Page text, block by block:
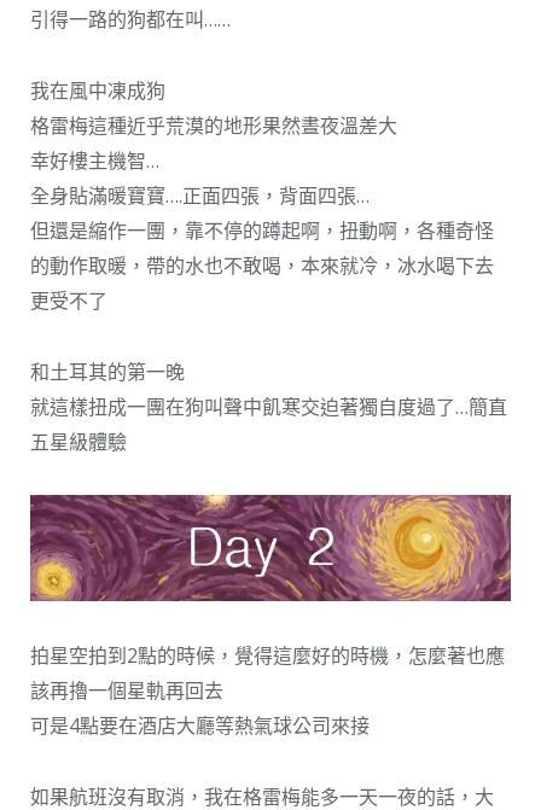
引得一路的狗都在叫……
我在風中凍成狗
格雷梅這種近乎荒漠的地形果然晝夜溫差大
幸好樓主機智…
全身貼滿暖寶寶….正面四張，背面四張…
但還是縮作一團，靠不停的蹲起啊，扭動啊，各種奇怪
的動作取暖，帶的水也不敢喝，本來就冷，冰水喝下去
更受不了
和土耳其的第一晚
就這樣扭成一團在狗叫聲中飢寒交迫著獨自度過了…簡直
五星級體驗
拍星空拍到2點的時候，覺得這麼好的時機，怎麼著也應
該再擼一個星軌再回去
可是4點要在酒店大廳等熱氣球公司來接
如果航班沒有取消，我在格雷梅能多一天一夜的話，大